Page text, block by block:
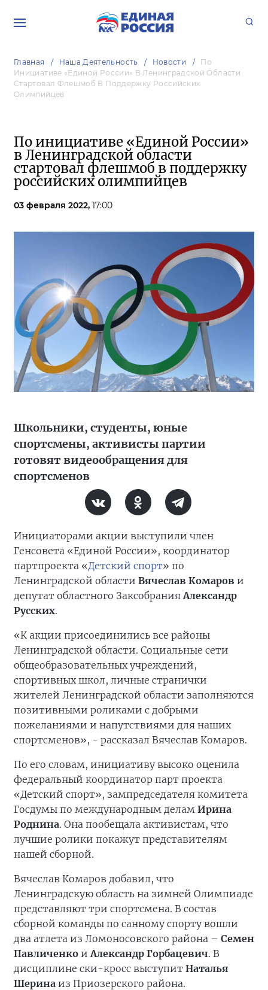
Главная Наша Деятельность Новости
По
Инициативе «Единой России» В Ленинградской Области
Стартовал Флешмоб В Поддержку Российских
Олимпийцев
По инициативе «Единой России»
в Ленинградской области
стартовал флешмоб в поддержку
российских олимпийцев
03 февраля 2022, 17:00
Школьники, студенты, юные
спортсмены, активисты партии
готовят видеообращения для
спортсменов
Инициаторами акции выступили член
Генсовета «Единой России», координатор
партпроекта «Детский спорт» по
Ленинградской области Вячеслав Комаров и
депутат областного ЗаксобранияАлександр
Русских.
«К акции присоединились все районы
Ленинградской области. Социальные сети
общеобразовательных учреждений,
спортивных школ, личные странички
жителей Ленинградской области заполняются
позитивными роликами с добрыми
пожеланиями и напутствиями для наших
спортсменов», - рассказал Вячеслав Комаров.
По его словам, инициативу высоко оценила
федеральный координатор парт проекта
«Детский спорт», зампредседателя комитета
Госдумы по международным делам Ирина
Роднина. Она пообещала активистам, что
лучшие ролики покажут представителям
нашей сборной.
Вячеслав Комаров добавил, что
Ленинградскую область на зимней Олимпиаде
представляют три спортсмена. В состав
сборной команды по санному спорту вошли
два атлета из Ломоносовского района – Семен
Павличенко иАлександр Горбацевич. В
дисциплине ски-кросс выступит Наталья
Шерина из Приозерского района.